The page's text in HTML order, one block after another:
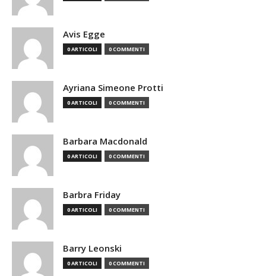
Avis Egge
0 ARTICOLI 0 COMMENTI
Ayriana Simeone Protti
0 ARTICOLI 0 COMMENTI
Barbara Macdonald
0 ARTICOLI 0 COMMENTI
Barbra Friday
0 ARTICOLI 0 COMMENTI
Barry Leonski
0 ARTICOLI 0 COMMENTI